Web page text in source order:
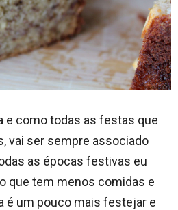
e como todas as festas que
vai ser sempre associado
as épocas festivas eu
que tem menos comidas e
é um pouco mais festejar e